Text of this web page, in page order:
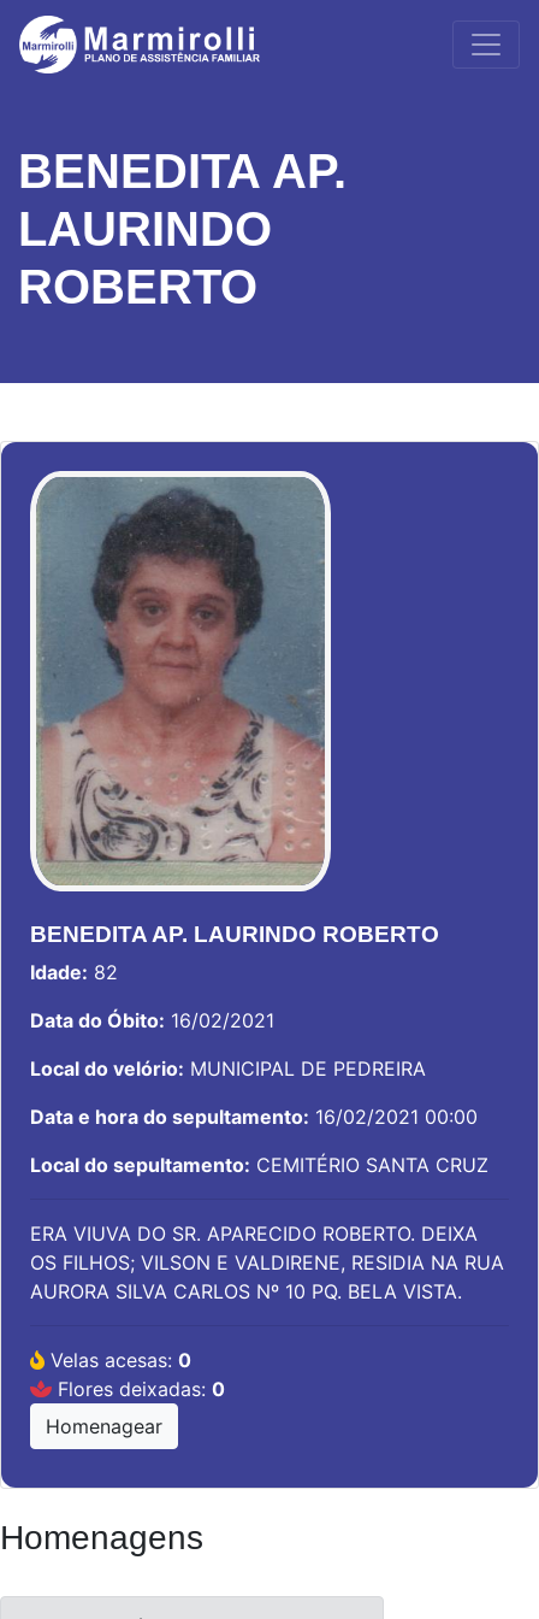
BENEDITA AP.
LAURINDO
ROBERTO
BENEDITA AP. LAURINDO ROBERTO
Idade: 82
Data do Óbito: 16/02/2021
Local do velório: MUNICIPAL DE PEDREIRA
Data e hora do sepultamento: 16/02/2021 00:00
Local do sepultamento: CEMITÉRIO SANTA CRUZ
ERA VIUVA DO SR. APARECIDO ROBERTO. DEIXA
OS FILHOS; VILSON E VALDIRENE, RESIDIA NA RUA
AURORA SILVA CARLOS Nº 10 PQ. BELA VISTA.
Velas acesas: 0
Flores deixadas: 0
Homenagear
Homenagens